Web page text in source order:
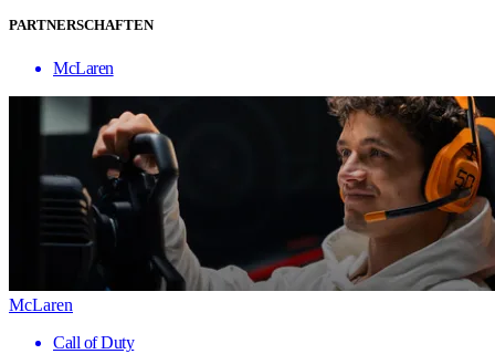
PARTNERSCHAFTEN
McLaren
McLaren
Call of Duty